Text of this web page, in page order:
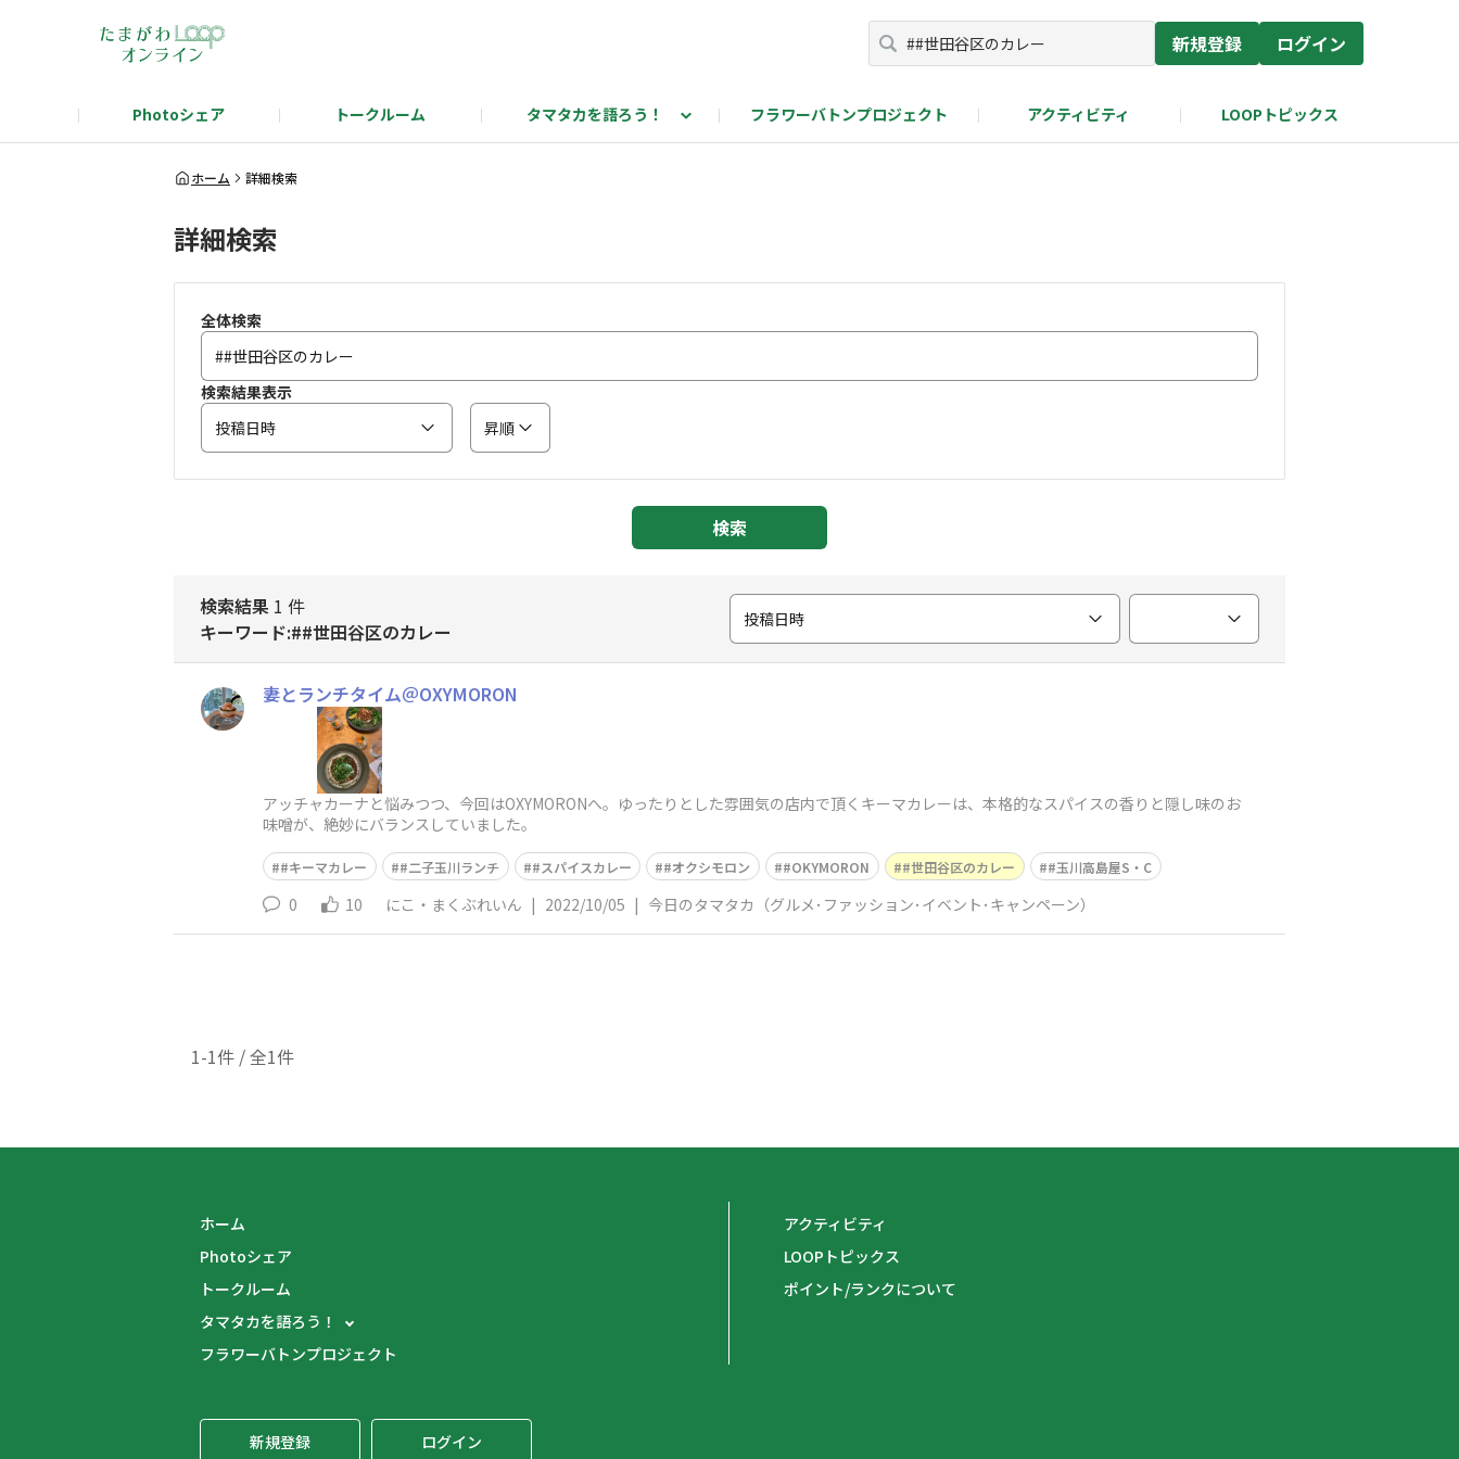
新規登録 ログイン
Photoシェア トークルーム タマタカを語ろう！
タマタカを語ろう！テーマ発表
フラワーバトンプロジェクト アクティビティ LOOPトピックス
ホーム 詳細検索
詳細検索
全体検索
検索結果表示
投稿日時
昇順
検索
検索結果 1 件
キーワード:##世田谷区のカレー
投稿日時
妻とランチタイム＠OXYMORON
アッチャカーナと悩みつつ、今回はOXYMORONへ。ゆったりとした雰囲気の店内で頂くキーマカレーは、本格的なスパイスの香りと隠し味のお
味噌が、絶妙にバランスしていました。
#キーマカレー #二子玉川ランチ #スパイスカレー #オクシモロン #OKYMORON #世田谷区のカレー #玉川高島屋S・C
0 10 にこ・まくぶれいん | 2022/10/05 | 今日のタマタカ（グルメ･ファッション･イベント･キャンペーン）
1-1件 / 全1件
ホーム
Photoシェア
トークルーム
タマタカを語ろう！
フラワーバトンプロジェクト
アクティビティ
LOOPトピックス
ポイント/ランクについて
新規登録 ログイン